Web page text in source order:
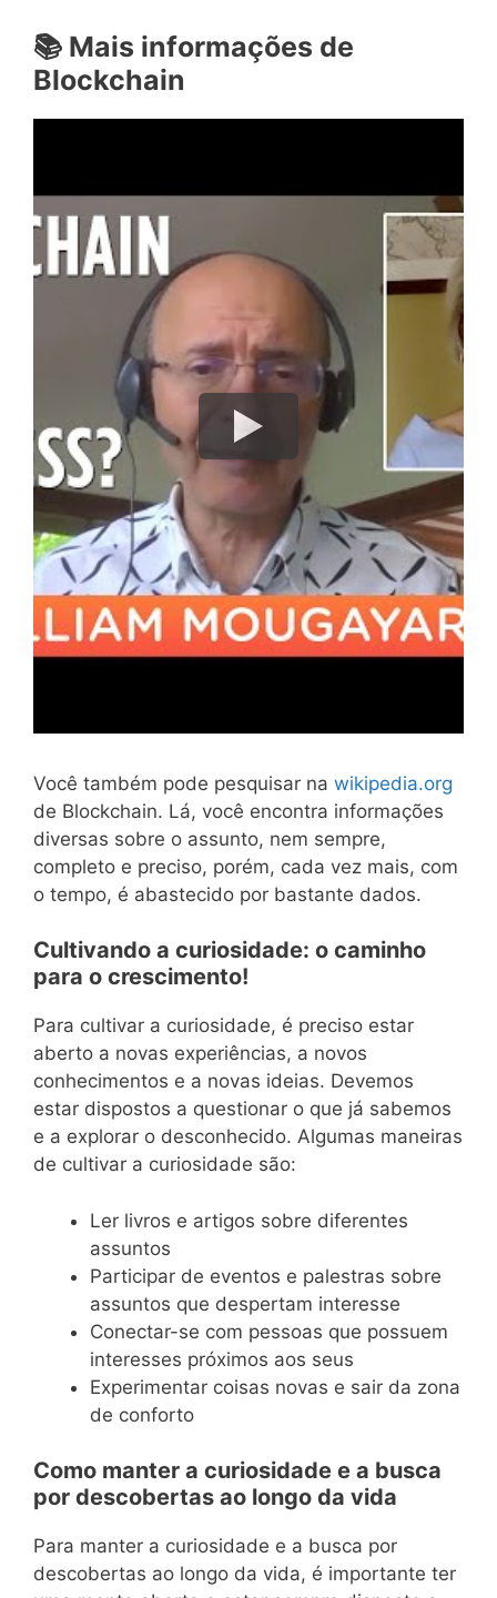
📚 Mais informações de
Blockchain
Você também pode pesquisar na wikipedia.org
de Blockchain. Lá, você encontra informações
diversas sobre o assunto, nem sempre,
completo e preciso, porém, cada vez mais, com
o tempo, é abastecido por bastante dados.
Cultivando a curiosidade: o caminho
para o crescimento!
Para cultivar a curiosidade, é preciso estar
aberto a novas experiências, a novos
conhecimentos e a novas ideias. Devemos
estar dispostos a questionar o que já sabemos
e a explorar o desconhecido. Algumas maneiras
de cultivar a curiosidade são:
Ler livros e artigos sobre diferentes
assuntos
Participar de eventos e palestras sobre
assuntos que despertam interesse
Conectar-se com pessoas que possuem
interesses próximos aos seus
Experimentar coisas novas e sair da zona
de conforto
Como manter a curiosidade e a busca
por descobertas ao longo da vida
Para manter a curiosidade e a busca por
descobertas ao longo da vida, é importante ter